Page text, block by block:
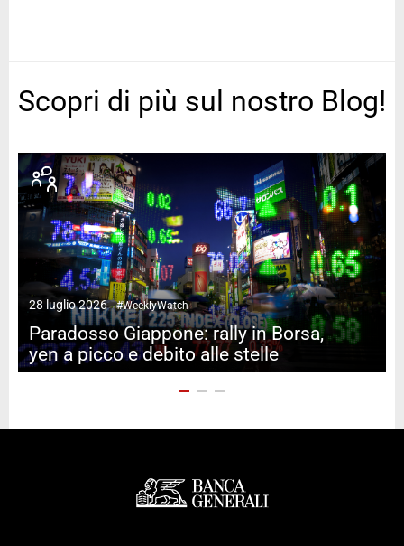
Scopri di più sul nostro Blog!
28 luglio 2026 #WeeklyWatch
Paradosso Giappone: rally in Borsa,
yen a picco e debito alle stelle